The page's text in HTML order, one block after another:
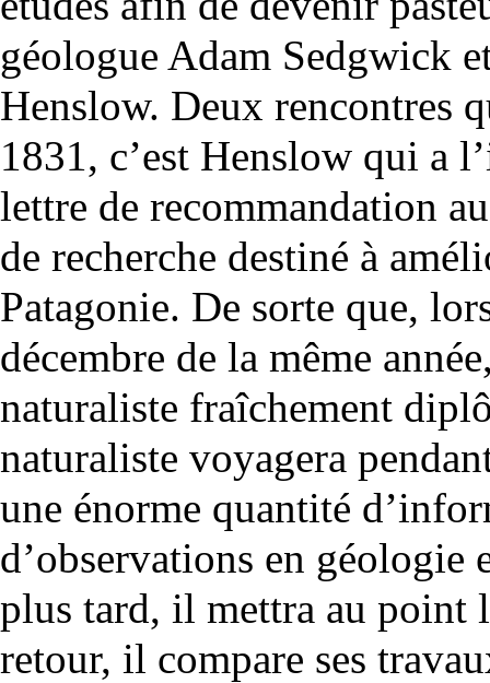
géologue Adam Sedgwick
Henslow. Deux rencontres
1831, c’est Henslow qui a
lettre de recommandation
de recherche destiné à
Patagonie. De sorte que,
décembre de la même
naturaliste fraîchement
naturaliste voyagera
une énorme quantité
d’observations en géologie
plus tard, il mettra au point
retour, il compare ses